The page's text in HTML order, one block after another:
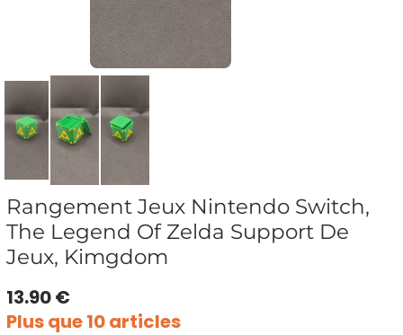
Rangement Jeux Nintendo Switch,
The Legend Of Zelda Support De
Jeux, Kimgdom
13.90 €
Plus que 10 articles